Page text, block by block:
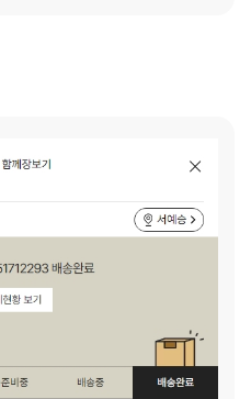
새로운 일자리도 생겼습니다.
학원에 다니게 된 예승(가명)
어도 자리
야만 되겠죠? 걱정 많아
리들은 " 말이나 행동
래 아이들보다 씩씩했던 아이
이 느낄 수 있었습니다. 예승